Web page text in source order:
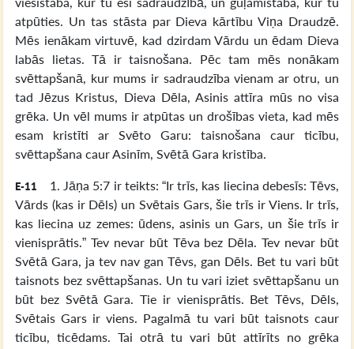
atpūties. Un tas stāsta par Dieva kārtību Viņa Draudzē.
Mēs ienākam virtuvē, kad dzirdam Vārdu un ēdam Dieva
labās lietas. Tā ir taisnošana. Pēc tam mēs nonākam
svēttapšanā, kur mums ir sadraudzība vienam ar otru, un
tad Jēzus Kristus, Dieva Dēla, Asinis attīra mūs no visa
grēka. Un vēl mums ir atpūtas un drošības vieta, kad mēs
esam kristīti ar Svēto Garu: taisnošana caur ticību,
svēttapšana caur Asinīm, Svētā Gara kristība.
E-11
1. Jāņa 5:7 ir teikts: “Ir trīs, kas liecina debesīs: Tēvs,
Vārds (kas ir Dēls) un Svētais Gars, šie trīs ir Viens. Ir trīs,
kas liecina uz zemes: ūdens, asinis un Gars, un šie trīs ir
vienisprātis.” Tev nevar būt Tēva bez Dēla. Tev nevar būt
Svētā Gara, ja tev nav gan Tēvs, gan Dēls. Bet tu vari būt
taisnots bez svēttapšanas. Un tu vari iziet svēttapšanu un
būt bez Svētā Gara. Tie ir vienisprātis. Bet Tēvs, Dēls,
Svētais Gars ir viens. Pagalmā tu vari būt taisnots caur
ticību, ticēdams. Tai otrā tu vari būt attīrīts no grēka